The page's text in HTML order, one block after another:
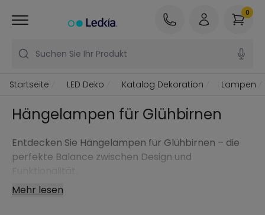
Suchen Sie Ihr Produkt
0
Startseite LED Deko Katalog Dekoration Lampen
Hängelampen für Glühbirnen
Entdecken Sie Hängelampen für Glühbirnen – die
perfekte Balance zwischen Design und
Mehr lesen